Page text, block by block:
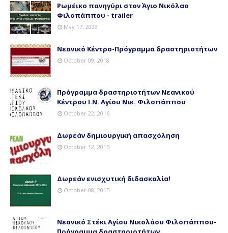
Ρωμέικο πανηγύρι στον Άγιο Νικόλαο
Φιλοπάππου - trailer
May 17, 2023
Νεανικό Κέντρο-Πρόγραμμα δραστηριοτήτων
October 09, 2018
Πρόγραμμα δραστηριοτήτων Νεανικού
Κέντρου Ι.Ν. Αγίου Νικ. Φιλοπάππου
October 22, 2016
Δωρεάν δημιουργική απασχόληση
October 12, 2015
Δωρεάν ενισχυτική διδασκαλία!
October 08, 2015
Νεανικό Στέκι Αγίου Νικολάου Φιλοπάππου-